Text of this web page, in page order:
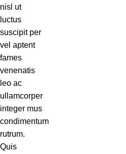
nisl ut
luctus
suscipit per
vel aptent
fames
venenatis
leo ac
ullamcorper
integer mus
condimentum
rutrum.
Quis